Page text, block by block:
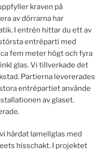
kraven på
av dörrarna har
I entrén hittar du ett av
entréparti med
fem meter högt och fyra
glas. Vi tillverkade det
Partierna levererades
entrépartiet använde
av glaset.
härdat lamellglas med
hisschakt. I projektet